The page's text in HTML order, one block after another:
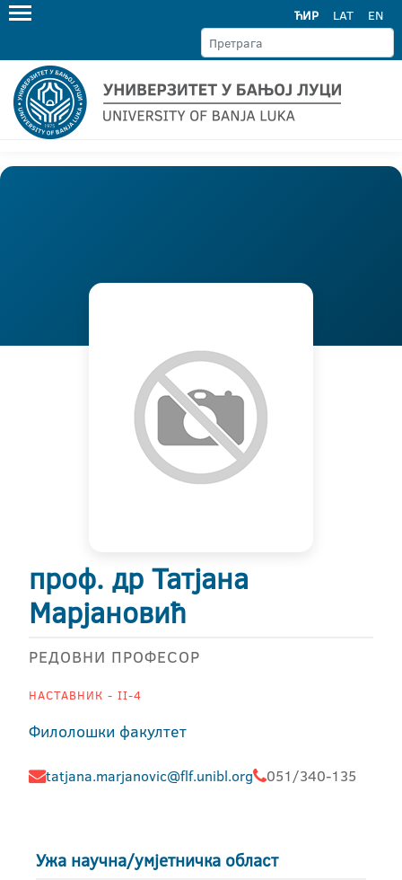
ЋИР LAT EN
проф. др Татјана
Марјановић
РЕДОВНИ ПРОФЕСОР
НАСТАВНИК - II-4
Филолошки факултет
tatjana.marjanovic@flf.unibl.org 051/340-135
Ужа научна/умјетничка област